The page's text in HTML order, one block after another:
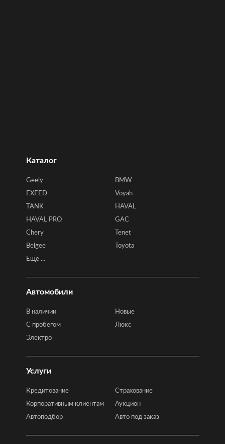
Каталог
Geely
BMW
EXEED
Voyah
TANK
HAVAL
HAVAL PRO
GAC
Chery
Tenet
Belgee
Toyota
Еще ...
Автомобили
В наличии
Новые
C пробегом
Люкс
Электро
Услуги
Кредитование
Страхование
Корпоративным клиентам
Аукцион
Автоподбор
Авто под заказ